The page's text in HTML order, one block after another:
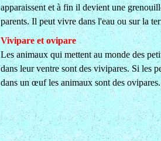
apparaissent et à fin il devient une
parents. Il peut vivre dans l'eau ou sur la
Vivipare et ovipare
Les animaux qui mettent au monde des
dans leur ventre sont des vivipares. Si les
dans un œuf les animaux sont des